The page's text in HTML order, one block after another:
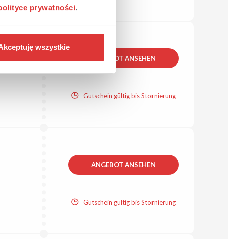
prywatności.
wszystkie
ANGEBOT ANSEHEN
Gutschein gültig bis Stornierung
ANGEBOT ANSEHEN
Gutschein gültig bis Stornierung